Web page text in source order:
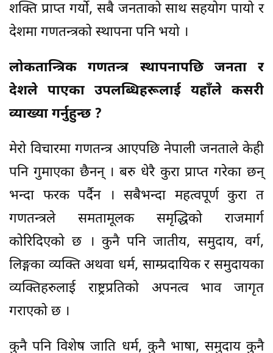
शक्ति प्राप्त गर्यो, सबै जनताको साथ सहयोग पायो र
देशमा गणतन्त्रको स्थापना पनि भयो ।
लोकतान्त्रिक गणतन्त्र स्थापनापछि जनता र
देशले पाएका उपलब्धिहरूलाई यहाँले कसरी
व्याख्या गर्नुहुन्छ ?
मेरो विचारमा गणतन्त्र आएपछि नेपाली जनताले केही
पनि गुमाएका छैनन् । बरु धेरै कुरा प्राप्त गरेका छन्
भन्दा फरक पर्दैन । सबैभन्दा महत्वपूर्ण कुरा त
गणतन्त्रले समतामूलक समृद्धिको राजमार्ग
कोरिदिएको छ । कुनै पनि जातीय, समुदाय, वर्ग,
लिङ्गका व्यक्ति अथवा धर्म, साम्प्रदायिक र समुदायका
व्यक्तिहरुलाई राष्ट्रप्रतिको अपनत्व भाव जागृत
गराएको छ ।
कुनै पनि विशेष जाति धर्म, कुनै भाषा, समुदाय कुनै